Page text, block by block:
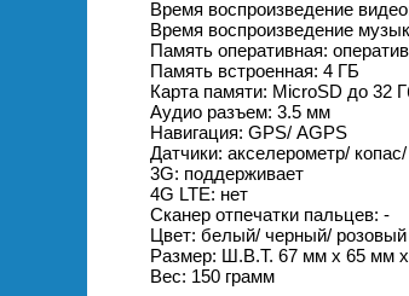
Время воспроизведение
Время воспроизведение
Память оперативная:
Память встроенная: 4 ГБ
Карта памяти: MicroSD до 32
Аудио разъем: 3.5 мм
Навигация: GPS/ АGPS
Датчики: акселерометр/
3G: поддерживает
4G LTE: нет
Сканер отпечатки пальцев: -
Цвет: белый/ черный/ розовый
Размер: Ш.В.Т. 67 мм х 65 мм
Вес: 150 грамм